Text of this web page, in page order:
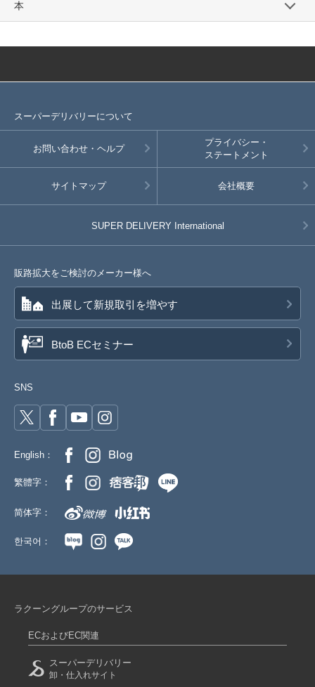
本
スーパーデリバリーについて
お問い合わせ・ヘルプ
プライバシー・
ステートメント
サイトマップ 会社概要
SUPER DELIVERY International
販路拡大をご検討のメーカー様へ
出展して新規取引を増やす
BtoB ECセミナー
SNS
English：
繁體字：
简体字：
한국어：
ラクーングループのサービス
ECおよびEC関連
スーパーデリバリー
卸・仕入れサイト